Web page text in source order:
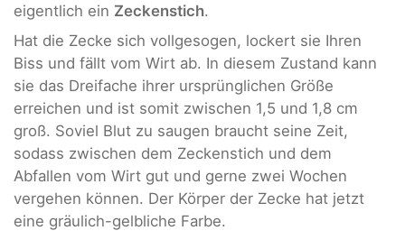
eigentlich ein Zeckenstich.
Hat die Zecke sich vollgesogen, lockert sie Ihren
Biss und fällt vom Wirt ab. In diesem Zustand kann
sie das Dreifache ihrer ursprünglichen Größe
erreichen und ist somit zwischen 1,5 und 1,8 cm
groß. Soviel Blut zu saugen braucht seine Zeit,
sodass zwischen dem Zeckenstich und dem
Abfallen vom Wirt gut und gerne zwei Wochen
vergehen können. Der Körper der Zecke hat jetzt
eine gräulich-gelbliche Farbe.